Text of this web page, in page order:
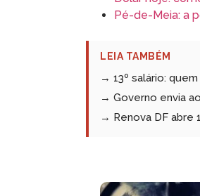
Pé-de-Meia: a
LEIA TAMBÉM
→ 13º salário:
→ Governo envia
→ Renova DF abre